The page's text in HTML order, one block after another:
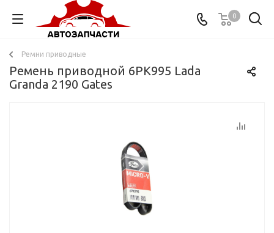
0
Ремни приводные
Ремень приводной 6PK995 Lada
Granda 2190 Gates